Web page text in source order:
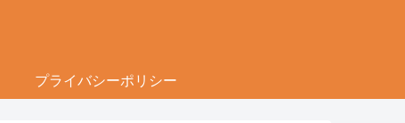
プライバシーポリシー